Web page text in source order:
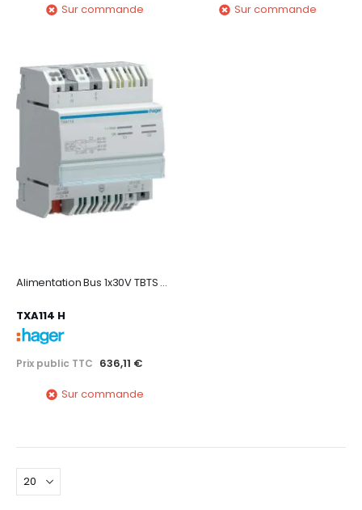
Sur commande
Sur commande
Alimentation Bus 1x30V TBTS + 1x24V
TXA114 H
Prix public TTC 636,11 €
Sur commande